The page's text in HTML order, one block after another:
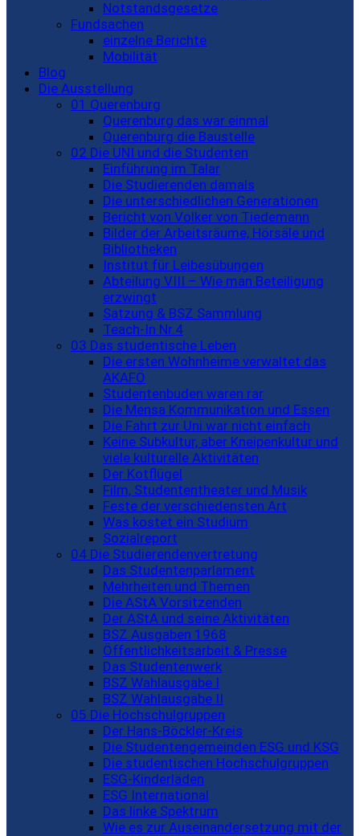
Notstandsgesetze
Fundsachen
einzelne Berichte
Mobilität
Blog
Die Ausstellung
01 Querenburg
Querenburg das war einmal
Querenburg die Baustelle
02 Die UNI und die Studenten
Einführung im Talar
Die Studierenden damals
Die unterschiedlichen Generationen
Bericht von Volker von Tiedemann
Bilder der Arbeitsräume, Hörsäle und
Bibliotheken
Institut für Leibesübungen
Abteilung VIII – Wie man Beteiligung
erzwingt
Satzung & BSZ Sammlung
Teach-In Nr.4
03 Das studentische Leben
Die ersten Wohnheime verwaltet das
AKAFÖ
Studentenbuden waren rar
Die Mensa Kommunikation und Essen
Die Fahrt zur Uni war nicht einfach
Keine Subkultur, aber Kneipenkultur und
viele kulturelle Aktivitäten
Der Kotflügel
Film, Studententheater und Musik
Feste der verschiedensten Art
Was kostet ein Studium
Sozialreport
04 Die Studierendenvertretung
Das Studentenparlament
Mehrheiten und Themen
Die AStA Vorsitzenden
Der AStA und seine Aktivitäten
BSZ Ausgaben 1968
Öffentlichkeitsarbeit & Presse
Das Studentenwerk
BSZ Wahlausgabe I
BSZ Wahlausgabe II
05 Die Hochschulgruppen
Der Hans-Böckler-Kreis
Die Studentengemeinden ESG und KSG
Die studentischen Hochschulgruppen
ESG-Kinderläden
ESG International
Das linke Spektrum
Wie es zur Auseinandersetzung mit der